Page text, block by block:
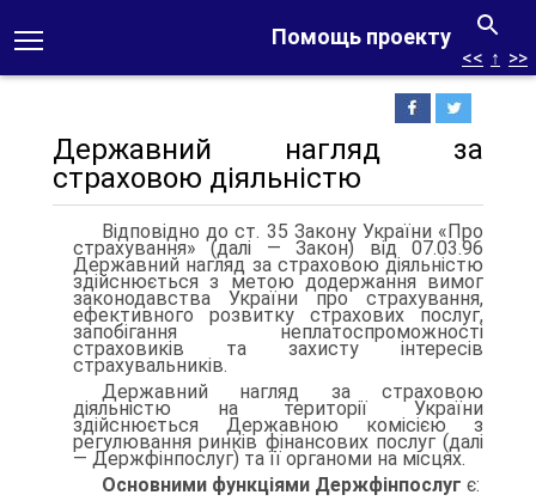
Помощь проекту
<< ↑ >>
Державний нагляд за
страховою діяльністю
Відповідно до ст. 35 Закону України «Про
страхування» (далі — Закон) від 07.03.96
Державний нагляд за страховою діяльніс­тю
здійснюється з метою додержання вимог
законодавства України про страхування,
ефективного розвитку страхових по­слуг,
запобігання неплатоспроможності
страховиків та захисту інтересів
страхувальників.
Державний нагляд за страховою
діяльністю на території Украї­ни
здійснюється Державною комісією з
регулювання ринків фі­нансових послуг (далі
— Держфінпослуг) та її органоми на місцях.
Основними функціями Держфінпослуг є: